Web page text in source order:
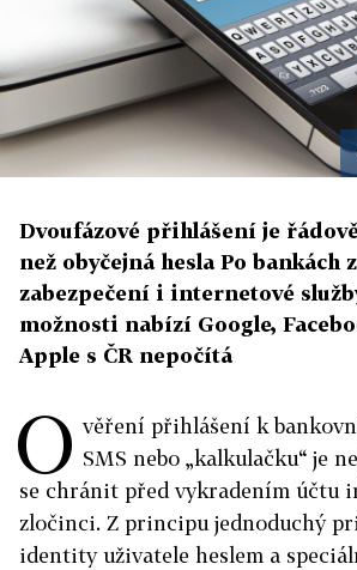
Dvoufázové přihlášení je
než obyčejná hesla Po bankách
zabezpečení i internetové
možnosti nabízí Google,
Apple s ČR nepočítá
O věření přihlášení k
SMS nebo „kalkulačku“ je
se chránit před vykradením účtu
zločinci. Z principu jednoduchý
identity uživatele heslem a